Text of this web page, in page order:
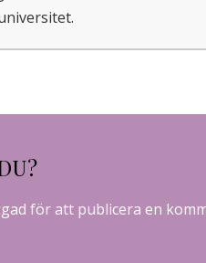
för att publicera en